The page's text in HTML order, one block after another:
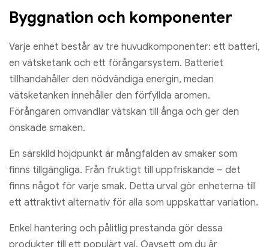
Byggnation och komponenter
Varje enhet består av tre huvudkomponenter: ett batteri,
en vätsketank och ett förångarsystem. Batteriet
tillhandahåller den nödvändiga energin, medan
vätsketanken innehåller den förfyllda aromen.
Förångaren omvandlar vätskan till ånga och ger den
önskade smaken.
En särskild höjdpunkt är mångfalden av smaker som
finns tillgängliga. Från fruktigt till uppfriskande – det
finns något för varje smak. Detta urval gör enheterna till
ett attraktivt alternativ för alla som uppskattar variation.
Enkel hantering och pålitlig prestanda gör dessa